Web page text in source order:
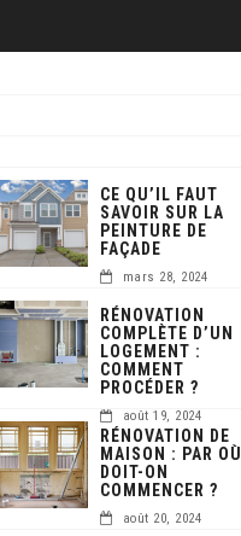
CE QU’IL FAUT
SAVOIR SUR LA
PEINTURE DE
FAÇADE
mars 28, 2024
RÉNOVATION
COMPLÈTE D’UN
LOGEMENT :
COMMENT
PROCÉDER ?
août 19, 2024
RÉNOVATION DE
MAISON : PAR OÙ
DOIT-ON
COMMENCER ?
août 20, 2024